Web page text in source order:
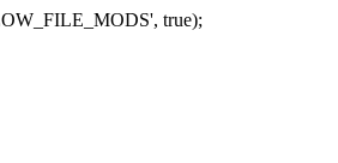
true);